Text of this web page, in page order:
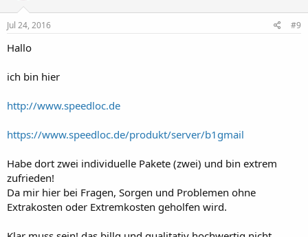
Jul 24, 2016 #9
Hallo
ich bin hier
http://www.speedloc.de
https://www.speedloc.de/produkt/server/b1gmail
Habe dort zwei individuelle Pakete (zwei) und bin extrem
zufrieden!
Da mir hier bei Fragen, Sorgen und Problemen ohne
Extrakosten oder Extremkosten geholfen wird.